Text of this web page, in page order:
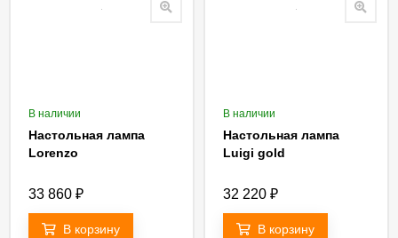
В наличии
Настольная лампа
Lorenzo
33 860 ₽
В корзину
В наличии
Настольная лампа
Luigi gold
32 220 ₽
В корзину